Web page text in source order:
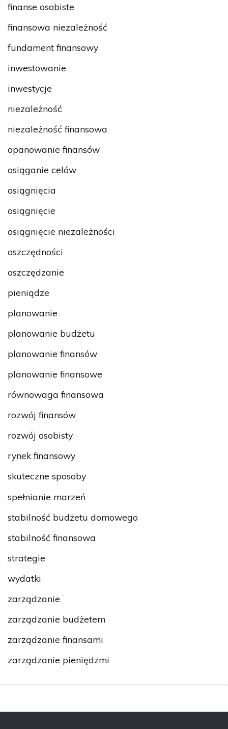
finanse osobiste
finansowa niezależność
fundament finansowy
inwestowanie
inwestycje
niezależność
niezależność finansowa
opanowanie finansów
osiąganie celów
osiągnięcia
osiągnięcie
osiągnięcie niezależności
oszczędności
oszczędzanie
pieniądze
planowanie
planowanie budżetu
planowanie finansów
planowanie finansowe
równowaga finansowa
rozwój finansów
rozwój osobisty
rynek finansowy
skuteczne sposoby
spełnianie marzeń
stabilność budżetu domowego
stabilność finansowa
strategie
wydatki
zarządzanie
zarządzanie budżetem
zarządzanie finansami
zarządzanie pieniędzmi